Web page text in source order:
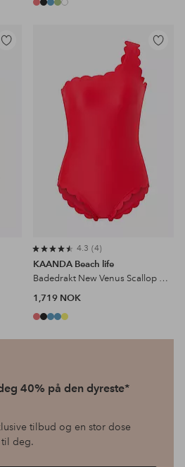
Legg
Legg
4.3 4
KAANDA Beach life
Badedrakt New Venus Scallop Over One Shoulder Onepiece
1,719 NOK
40% på den dyreste*
tilbud og en stor dose
til deg.